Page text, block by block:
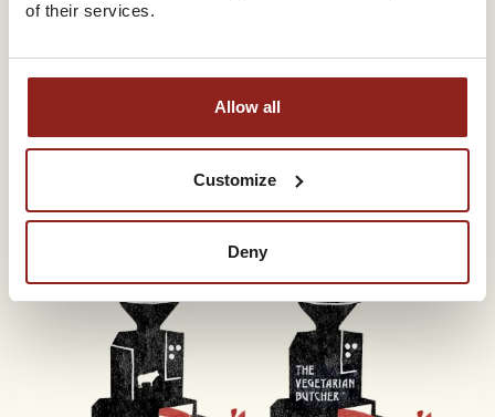
of their services.
Allow all
Customize
Deny